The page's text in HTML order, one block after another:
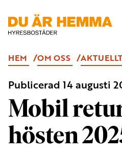
HEM OM OSS AKTUELLT
Publicerad 14 augusti
Mobil
hösten